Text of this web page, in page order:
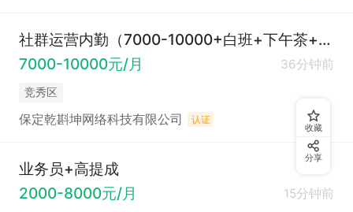
社群运营内勤（7000-10000+白班+下午茶+节日福利）
7000-10000元/月
36分钟前
竞秀区
保定乾斟坤网络科技有限公司 认证
业务员+高提成
2000-8000元/月
15分钟前
收藏
分享